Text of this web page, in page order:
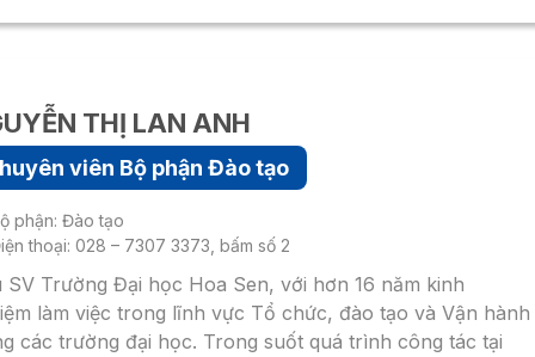
THỊ LAN ANH
viên Bộ phận Đào tạo
phận: Đào tạo
thoại: 028 – 7307 3373, bấm số 2
SV Trường Đại học Hoa Sen, với hơn 16 năm kinh
làm việc trong lĩnh vực Tổ chức, đào tạo và Vận hành
các trường đại học. Trong suốt quá trình công tác tại